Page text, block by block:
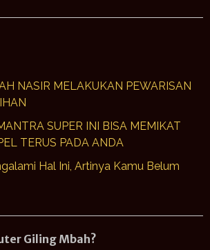
NASIR MELAKUKAN PEWARISAN
SUPER INI BISA MEMIKAT
TERUS PADA ANDA
Hal Ini, Artinya Kamu Belum
Giling Mbah?